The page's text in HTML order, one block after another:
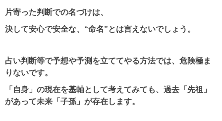
片寄った判断での名づけは、
決して安心で安全な、“命名”とは言えないでしょう。
占い判断等で予想や予測を立ててやる方法では、危険極ま
りないです。
「自身」の現在を基軸として考えてみても、過去「先祖」
があって未来「子孫」が存在します。